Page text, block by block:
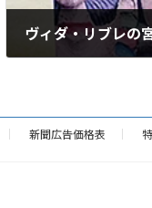
ヴィダ・リブレの
新聞広告価格表